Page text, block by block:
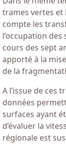
trames vertes et
compte les
l’occupation
cours des sept
apporté à la
de la
A l’issue de ces
données
surfaces ayant
d’évaluer la
régionale est